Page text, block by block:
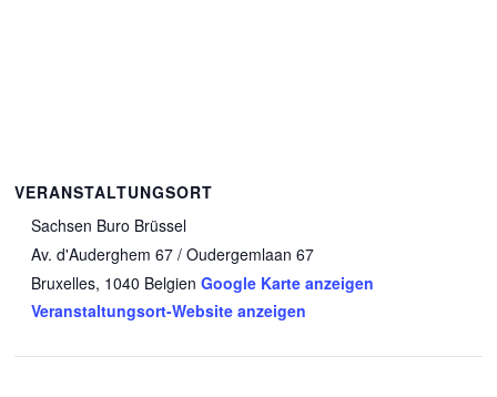
VERANSTALTUNGSORT
Sachsen Buro Brüssel
Av. d'Auderghem 67 / Oudergemlaan 67
Bruxelles, 1040 Belgien Google Karte anzeigen
Veranstaltungsort-Website anzeigen